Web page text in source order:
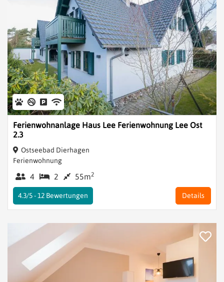
Ferienwohnanlage Haus Lee Ferienwohnung Lee Ost
2.3
Ostseebad Dierhagen
Ferienwohnung
4 2 55m2
Details
4.3/5 -12 Bewertungen